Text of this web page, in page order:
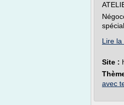
Lire la
Site :
avec